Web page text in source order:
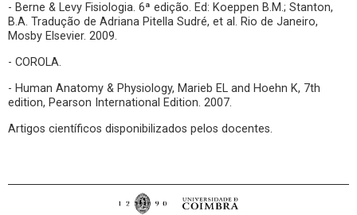
- Berne & Levy Fisiologia. 6ª edição. Ed: Koeppen B.M.; Stanton,
B.A. Tradução de Adriana Pitella Sudré, et al. Rio de Janeiro,
Mosby Elsevier. 2009.
- COROLA.
- Human Anatomy & Physiology, Marieb EL and Hoehn K, 7th
edition, Pearson International Edition. 2007.
Artigos científicos disponibilizados pelos docentes.